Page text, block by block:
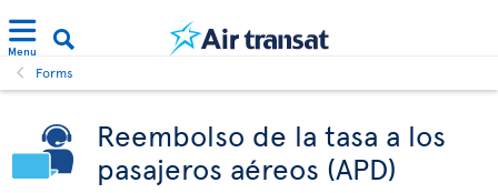
Menu
Forms
Reembolso de la tasa a los
pasajeros aéreos (APD)